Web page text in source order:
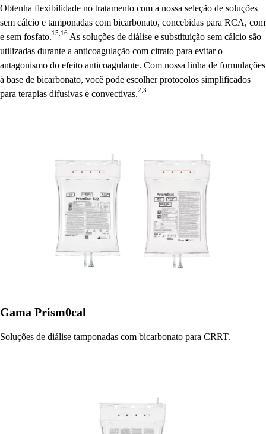
Obtenha flexibilidade no tratamento com a nossa seleção de soluções
sem cálcio e tamponadas com bicarbonato, concebidas para RCA, com
e sem fosfato.15,16 As soluções de diálise e substituição sem cálcio são
utilizadas durante a anticoagulação com citrato para evitar o
antagonismo do efeito anticoagulante. Com nossa linha de formulações
à base de bicarbonato, você pode escolher protocolos simplificados
para terapias difusivas e convectivas.2,3
Gama Prism0cal
Soluções de diálise tamponadas com bicarbonato para CRRT.